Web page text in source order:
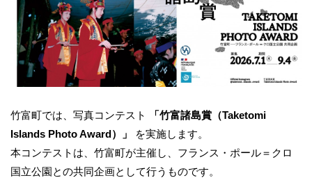
竹富町では、写真コンテスト
「竹富諸島賞（Taketomi
Islands Photo Award）」
を実施します。
本コンテストは、竹富町が主催し、フランス・ポール＝クロ
国立公園との共同企画として行うものです。